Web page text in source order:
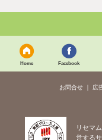
Home Facebook
お問合せ 広
リセマ
営するサ